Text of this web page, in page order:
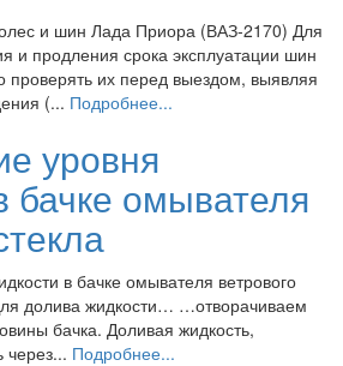
и шин Лада Приора (ВАЗ-2170) Для
и продления срока эксплуатации шин
проверять их перед выездом, выявляя
(... Подробнее...
уровня
бачке омывателя
в бачке омывателя ветрового
долива жидкости… …отворачиваем
бачка. Доливая жидкость,
через... Подробнее...